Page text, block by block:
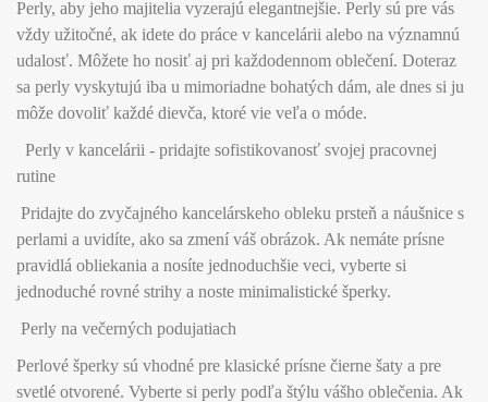
Perly, aby jeho majitelia vyzerajú elegantnejšie. Perly sú pre vás
vždy užitočné, ak idete do práce v kancelárii alebo na významnú
udalosť. Môžete ho nosiť aj pri každodennom oblečení. Doteraz
sa perly vyskytujú iba u mimoriadne bohatých dám, ale dnes si ju
môže dovoliť každé dievča, ktoré vie veľa o móde.
Perly v kancelárii - pridajte sofistikovanosť svojej pracovnej
rutine
Pridajte do zvyčajného kancelárskeho obleku prsteň a náušnice s
perlami a uvidíte, ako sa zmení váš obrázok. Ak nemáte prísne
pravidlá obliekania a nosíte jednoduchšie veci, vyberte si
jednoduché rovné strihy a noste minimalistické šperky.
Perly na večerných podujatiach
Perlové šperky sú vhodné pre klasické prísne čierne šaty a pre
svetlé otvorené. Vyberte si perly podľa štýlu vášho oblečenia. Ak